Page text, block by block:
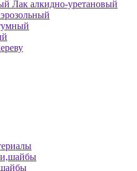
Лак алкидно-уретановый